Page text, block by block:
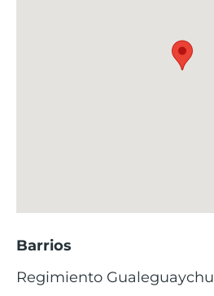
Barrios
Regimiento Gualeguaychu